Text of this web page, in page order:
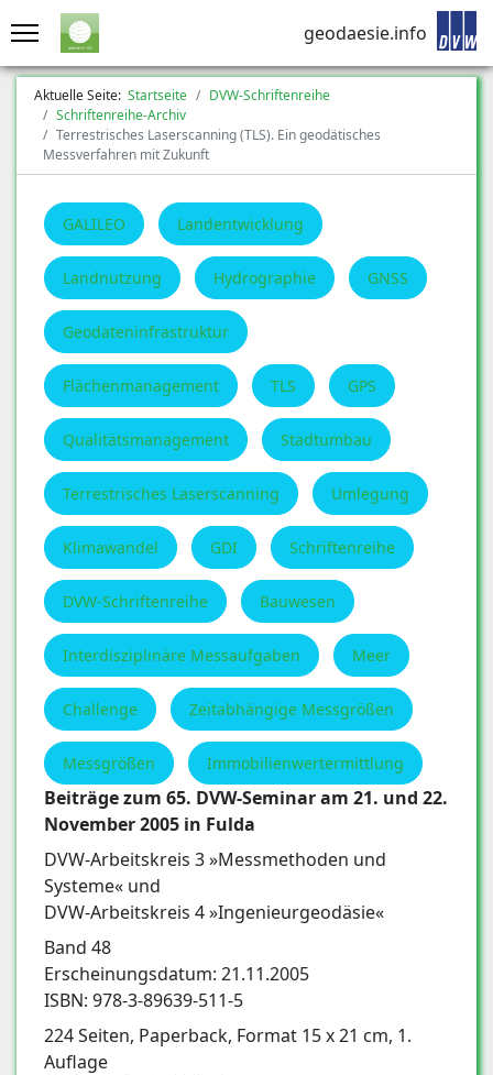
geodaesie.info
Aktuelle Seite: Startseite
DVW-Schriftenreihe
Schriftenreihe-Archiv
Terrestrisches Laserscanning (TLS). Ein geodätisches
Messverfahren mit Zukunft
GALILEO Landentwicklung
Landnutzung Hydrographie GNSS
Geodateninfrastruktur
Flächenmanagement TLS GPS
Qualitätsmanagement Stadtumbau
Terrestrisches Laserscanning Umlegung
Klimawandel GDI Schriftenreihe
DVW-Schriftenreihe Bauwesen
Interdisziplinäre Messaufgaben Meer
Challenge Zeitabhängige Messgrößen
Messgrößen Immobilienwertermittlung
Beiträge zum 65. DVW-Seminar am 21. und 22.
November 2005 in Fulda
DVW-Arbeitskreis 3 »Messmethoden und
Systeme« und
DVW-Arbeitskreis 4 »Ingenieurgeodäsie«
Band 48
Erscheinungsdatum: 21.11.2005
ISBN: 978-3-89639-511-5
224 Seiten, Paperback, Format 15 x 21 cm, 1.
Auflage